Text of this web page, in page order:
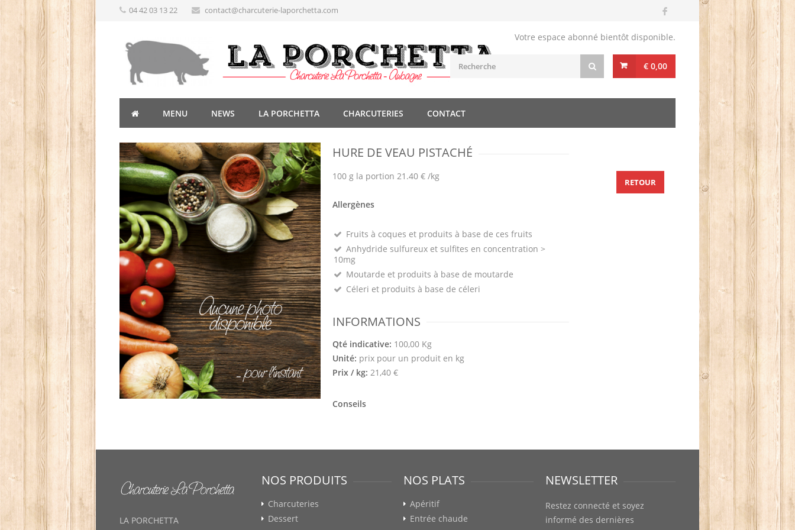
04 42 03 13 22 contact@charcuterie-laporchetta.com
Votre espace abonné bientôt disponible.
€ 0,00
MENU NEWS LA PORCHETTA CHARCUTERIES CONTACT
HURE DE VEAU PISTACHÉ
100 g la portion 21.40 € /kg
Allergènes
Fruits à coques et produits à base de ces fruits
Anhydride sulfureux et sulfites en concentration >
10mg
Moutarde et produits à base de moutarde
Céleri et produits à base de céleri
INFORMATIONS
Qté indicative: 100,00 Kg
Unité: prix pour un produit en kg
Prix / kg: 21,40 €
Conseils
RETOUR
LA PORCHETTA
NOS PRODUITS
Charcuteries
Dessert
NOS PLATS
Apéritif
Entrée chaude
NEWSLETTER
Restez connecté et soyez
informé des dernières